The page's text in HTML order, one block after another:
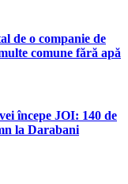
de o companie de
comune fără apă
începe JOI: 140 de
la Darabani